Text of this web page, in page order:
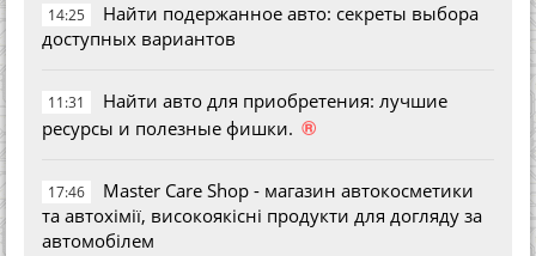
14:25
Найти подержанное авто: секреты выбора
доступных вариантов
11:31
Найти авто для приобретения: лучшие
ресурсы и полезные фишки. ®
17:46
Master Care Shop - магазин автокосметики
та автохімії, високоякісні продукти для догляду за
автомобілем